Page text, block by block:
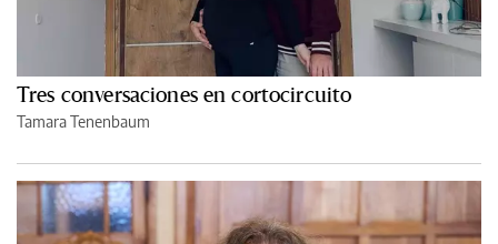
Tres conversaciones en cortocircuito
Tamara Tenenbaum